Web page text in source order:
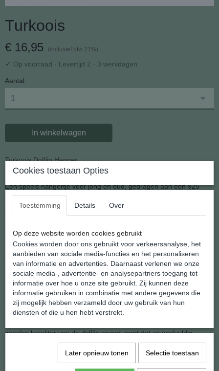
Turkoois
€ 16,95 (inclusief btw 21%)
✓ Op voorraad - Levertijd 2 - 3 werkdagen
Aantal
In winkelwagen
Turkoois Dolfijn Hanger
Een speels hangertje voor jong en oud, gedragen aan een 925
zilveren kettinkje.
Wat wij er natuurlijk gratis bij doen.
De afmeting is: 18 x 33 mm.
Gewicht: 5 gram
Mede door hun intelligentie zijn dolfijnen sociale dieren, die leven in
groepen tot tientallen individuele dieren. Op plekken waar een
grote hoeveelheid voedsel aanwezig is, kunnen groepen zich
tijdelijk samenvoegen, om een supergroep te vormen; zulke
groepen kunnen soms wel bestaan uit meer dan 1000 dolfijnen.
speelse karakter van de dolfijn ervoor zorgt dat ze veelvuldig
contact hebben met andere diersoorten, waaronder de mens.
Veelvuldig wordt waargenomen dat dolfijnen met boten mee
zwemmen. Hun neiging naar gezelschap komt ook tot uiting in de
Cookies toestaan Opties
Toestemming Details Over
Op deze website worden cookies gebruikt
Cookies worden door ons gebruikt voor verkeersanalyse, het
aanbieden van sociale media-functies en het personaliseren
van informatie en advertenties. Daarnaast verlenen we onze
sociale media-, advertentie- en analysepartners toegang tot
informatie over hoe u onze site gebruikt. Zij kunnen deze
informatie gebruiken in combinatie met andere gegevens die
zij mogelijk hebben verzameld door uw gebruik van hun
diensten of die u hen hebt verstrekt.
Later opnieuw tonen Selectie toestaan